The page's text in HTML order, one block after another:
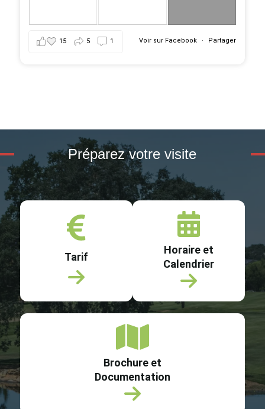
Voir sur Facebook · Partager
15 5 1
Préparez votre visite
Tarif
Horaire et
Calendrier
Brochure et
Documentation